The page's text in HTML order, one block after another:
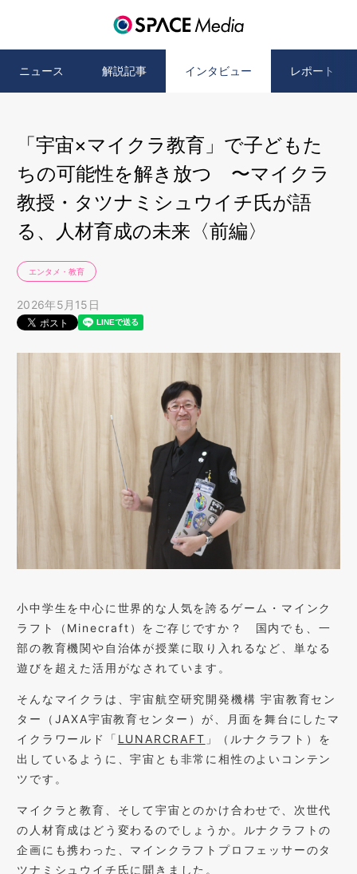
ニュース 解説記事 インタビュー レポート
「宇宙×マイクラ教育」で子どもた
ちの可能性を解き放つ 〜マイクラ
教授・タツナミシュウイチ氏が語
る、人材育成の未来〈前編〉
エンタメ・教育
2026年5月15日
小中学生を中心に世界的な人気を誇るゲーム・マインク
ラフト（Minecraft）をご存じですか？ 国内でも、一
部の教育機関や自治体が授業に取り入れるなど、単なる
遊びを超えた活用がなされています。
そんなマイクラは、宇宙航空研究開発機構 宇宙教育セン
ター（JAXA宇宙教育センター）が、月面を舞台にしたマ
イクラワールド「 LUNARCRAFT 」（ルナクラフト）を
出しているように、宇宙とも非常に相性のよいコンテン
ツです。
マイクラと教育、そして宇宙とのかけ合わせで、次世代
の人材育成はどう変わるのでしょうか。ルナクラフトの
企画にも携わった、マインクラフトプロフェッサーのタ
ツナミシュウイチ氏に聞きました。